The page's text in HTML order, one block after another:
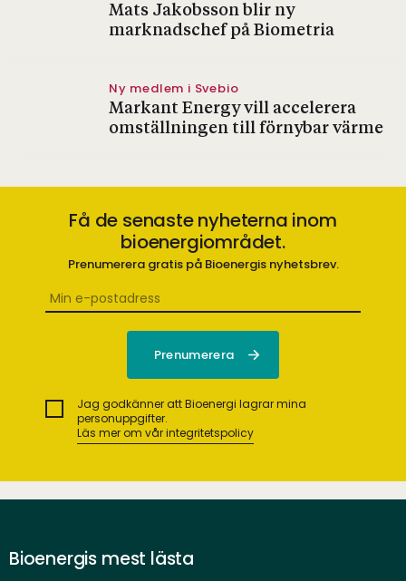
Mats Jakobsson blir ny
marknadschef på Biometria
Ny medlem i Svebio
Markant Energy vill accelerera
omställningen till förnybar värme
Få de senaste nyheterna inom
bioenergiområdet.
Prenumerera gratis på Bioenergis nyhetsbrev.
Jag godkänner att Bioenergi lagrar mina
personuppgifter.
Läs mer om vår integritetspolicy
Bioenergis mest lästa